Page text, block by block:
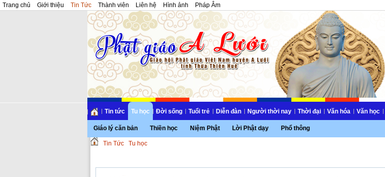
Trang chủ Giới thiệu Tin Tức Thành viên Liên hệ Hình ảnh Pháp Âm
Tin tức Tu học
Giáo lý căn bản Thiền học Niệm Phật Lời Phật dạy Phổ thông
Đời sống Tuổi trẻ Diễn đàn Người thời nay Thời đại Văn hóa Văn học
Tin Tức Tu học